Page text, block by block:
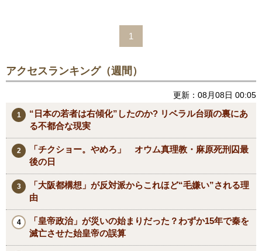
1
アクセスランキング（週間）
更新：08月08日 00:05
“日本の若者は右傾化”したのか? リベラル台頭の裏にあ
る不都合な現実
「チクショー。やめろ」 オウム真理教・麻原死刑囚最
後の日
「大阪都構想」が反対派からこれほど“毛嫌い”される理
由
「皇帝政治」が災いの始まりだった？わずか15年で秦を
滅亡させた始皇帝の誤算